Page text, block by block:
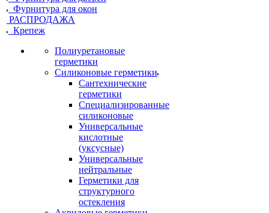
Фурнитура для окон
РАСПРОДАЖА
Крепеж
Полиуретановые
герметики
Силиконовые герметики
Сантехнические
герметики
Специализированные
силиконовые
Универсальные
кислотные
(уксусные)
Универсальные
нейтральные
Герметики для
структурного
остекления